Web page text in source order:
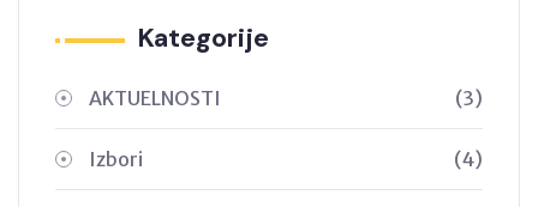
Kategorije
AKTUELNOSTI (3)
Izbori (4)